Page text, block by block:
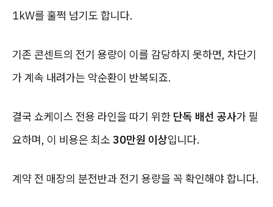
1kW를 훌쩍 넘기도 합니다.
기존 콘센트의 전기 용량이 이를 감당하지 못하면, 차단기
가 계속 내려가는 악순환이 반복되죠.
결국 쇼케이스 전용 라인을 따기 위한 단독 배선 공사가 필
요하며, 이 비용은 최소 30만원 이상입니다.
계약 전 매장의 분전반과 전기 용량을 꼭 확인해야 합니다.